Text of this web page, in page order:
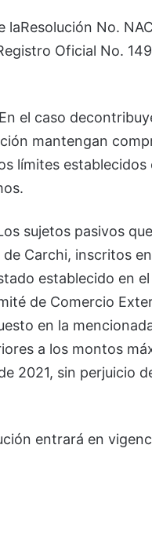
laResolución No.
Oficial No.
En el caso
mantengan
límites
sujetos pasivos
Carchi, inscritos
establecido en
de Comercio
en la
a los montos
2021, sin perjuicio
entrará en